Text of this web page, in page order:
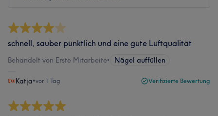
schnell, sauber pünktlich und eine gute Luftqualität
Behandelt von Erste Mitarbeite• Nägel auffüllen
Katja•vor 1 Tag Verifizierte Bewertung